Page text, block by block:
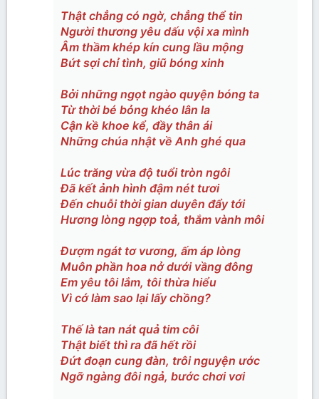
Thật chẳng có ngờ, chẳng thể tin
Người thương yêu dấu vội xa mình
Âm thầm khép kín cung lầu mộng
Bứt sợi chỉ tình, giũ bóng xinh
Bởi những ngọt ngào quyện bóng ta
Từ thời bé bỏng khéo lân la
Cận kề khoe kể, đầy thân ái
Những chúa nhật về Anh ghé qua
Lúc trăng vừa độ tuổi tròn ngôi
Đã kết ảnh hình đậm nét tươi
Đến chuỗi thời gian duyên đẩy tới
Hương lòng ngợp toả, thắm vành môi
Đượm ngát tơ vương, ấm áp lòng
Muôn phần hoa nở dưới vầng đông
Em yêu tôi lắm, tôi thừa hiểu
Vì cớ làm sao lại lấy chồng?
Thế là tan nát quả tim côi
Thật biết thì ra đã hết rồi
Đứt đoạn cung đàn, trôi nguyện ước
Ngỡ ngàng đôi ngả, bước chơi vơi